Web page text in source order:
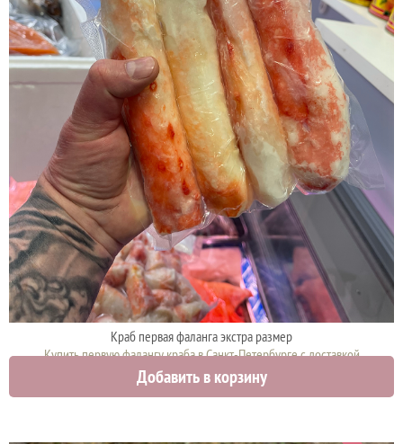
Краб первая фаланга экстра размер
Купить первую фалангу краба в Санкт-Петербурге с доставкой
12000 руб.
Добавить в корзину